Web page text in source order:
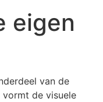
eigen
van de
vormt de visuele